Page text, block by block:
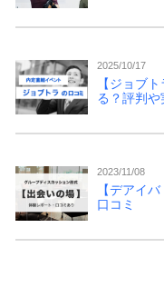
2025/10/17
【ジョブ
る？評判
2023/11/08
【デアイ
口コミ